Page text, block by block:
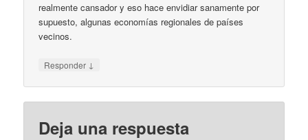
realmente cansador y eso hace envidiar sanamente por
supuesto, algunas economías regionales de países
vecinos.
Responder ↓
Deja una respuesta